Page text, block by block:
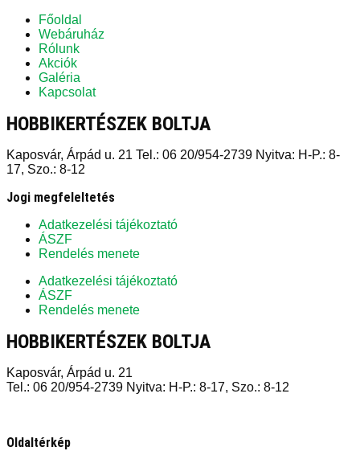
Főoldal
Webáruház
Rólunk
Akciók
Galéria
Kapcsolat
HOBBIKERTÉSZEK BOLTJA
Kaposvár, Árpád u. 21 Tel.: 06 20/954-2739 Nyitva: H-P.: 8-
17, Szo.: 8-12
Jogi megfeleltetés
Adatkezelési tájékoztató
ÁSZF
Rendelés menete
Adatkezelési tájékoztató
ÁSZF
Rendelés menete
HOBBIKERTÉSZEK BOLTJA
Kaposvár, Árpád u. 21
Tel.: 06 20/954-2739 Nyitva: H-P.: 8-17, Szo.: 8-12
Oldaltérkép